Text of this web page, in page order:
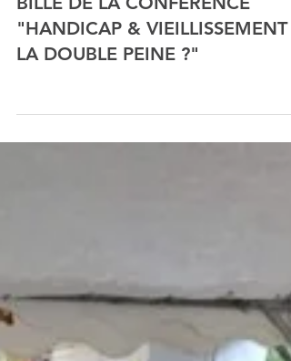
PRDSL 47
EXTRAIT DE VIDEO DE
LA DOUBLE PEINE ?"